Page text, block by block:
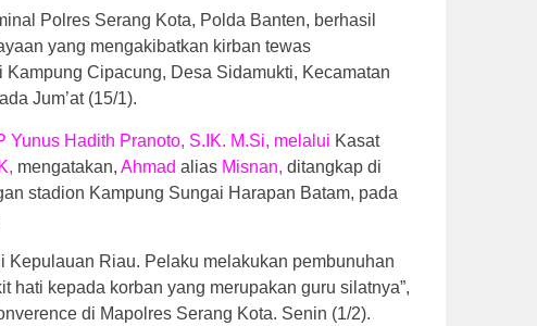
Polres Serang Kota, Polda Banten, berhasil
yang mengakibatkan kirban tewas
Cipacung, Desa Sidamukti, Kecamatan
Jum’at (15/1).
Yunus Hadith Pranoto, S.IK. M.Si, melalui Kasat
mengatakan, Ahmad alias Misnan, ditangkap di
stadion Kampung Sungai Harapan Batam, pada
Kepulauan Riau. Pelaku melakukan pembunuhan
hati kepada korban yang merupakan guru silatnya”,
di Mapolres Serang Kota. Senin (1/2).